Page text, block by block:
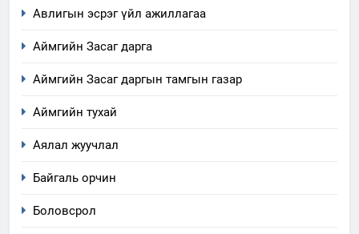
Авлигын эсрэг үйл ажиллагаа
Аймгийн Засаг дарга
Аймгийн Засаг даргын тамгын газар
Аймгийн тухай
Аялал жуучлал
Байгаль орчин
Боловсрол
5